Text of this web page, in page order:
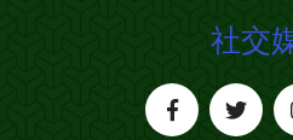
社交